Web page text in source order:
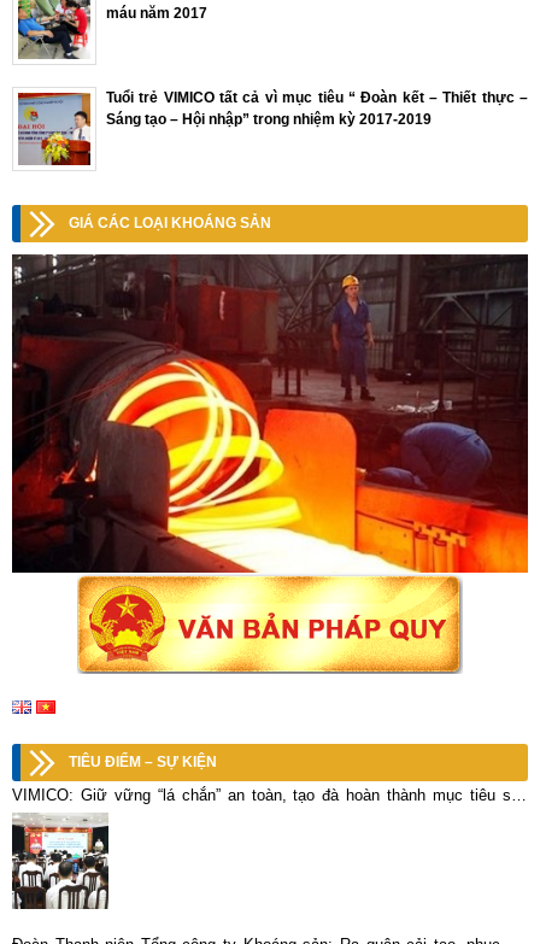
máu năm 2017
Tuổi trẻ VIMICO tất cả vì mục tiêu “ Đoàn kết – Thiết thực –
Sáng tạo – Hội nhập” trong nhiệm kỳ 2017-2019
GIÁ CÁC LOẠI KHOÁNG SẢN
TIÊU ĐIỂM – SỰ KIỆN
VIMICO: Giữ vững “lá chắn” an toàn, tạo đà hoàn thành mục tiêu sản
xuất kinh doanh năm 2026